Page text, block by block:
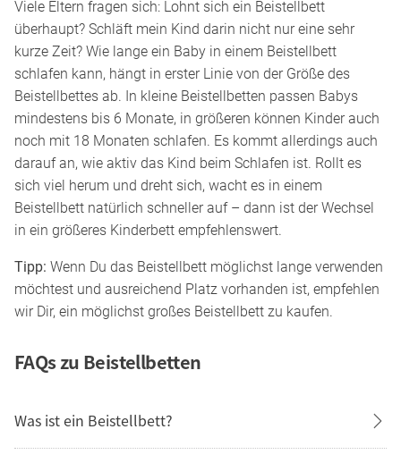
Viele Eltern fragen sich: Lohnt sich ein Beistellbett
überhaupt? Schläft mein Kind darin nicht nur eine sehr
kurze Zeit? Wie lange ein Baby in einem Beistellbett
schlafen kann, hängt in erster Linie von der Größe des
Beistellbettes ab. In kleine Beistellbetten passen Babys
mindestens bis 6 Monate, in größeren können Kinder auch
noch mit 18 Monaten schlafen. Es kommt allerdings auch
darauf an, wie aktiv das Kind beim Schlafen ist. Rollt es
sich viel herum und dreht sich, wacht es in einem
Beistellbett natürlich schneller auf – dann ist der Wechsel
in ein größeres Kinderbett empfehlenswert.
Tipp: Wenn Du das Beistellbett möglichst lange verwenden
möchtest und ausreichend Platz vorhanden ist, empfehlen
wir Dir, ein möglichst großes Beistellbett zu kaufen.
FAQs zu Beistellbetten
Was ist ein Beistellbett?